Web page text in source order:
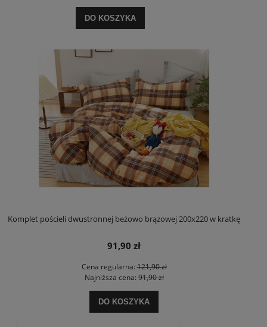
DO KOSZYKA
Komplet pościeli dwustronnej beżowo brązowej 200x220 w kratkę
91,90 zł
Cena regularna:121,90 zł
Najniższa cena:91,90 zł
DO KOSZYKA